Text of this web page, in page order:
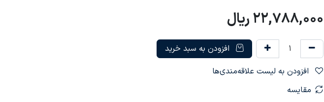
22,788,000ریال
افزودن به سبد خرید
مقایسه